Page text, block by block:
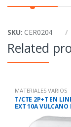
SKU: CER0204
Related
MATERIALES VARIOS
T/CTE 2P+T EN
EXT 10A VULCANO